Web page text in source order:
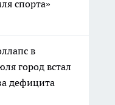
спорта»
в
город встал
дефицита